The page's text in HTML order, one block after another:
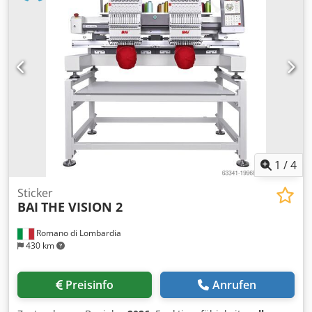
über 40 Ländern der Welt im Einsatz. Das EXPOGLASS®
D200 Regalsystem ist eine zuverlässige Lösung für
moderne Möbelbetriebe, die Wert auf Langlebigkeit,
Sicherheit und eine effiziente Lagerorganisation legen.
Csdpfozrayxex Akvsrf
TOP Spiralkneter Kemper SP 150 AL mit 2 Kesselwagen
Knetmaschine für max. 250 kg Teig Teigmaschine mit
Abdeckhaube mit 2 Zeitschaltuhren und 2 Gänge
Anschluss 400V, 63A-CEE Stecker Maße: 1200 x 1550 x
1300/2000 mm, BxTxH Gebrauchtmaschine überholt mit
Gewährleistung + Service Paket Qualität vom Fachbetrieb!
Profitieren Sie aus über 35 Jahren Erfahrung! Option:
Lieferservice weitere Kesselwagen Wartungsvertrag
Erleben Sie unsere Bäckereimaschinen Welt! Credpfow S
1 /4
Romano di Lombardia
430 km
Sticker
BAI THE VISION 2
Preisinfo Anrufen